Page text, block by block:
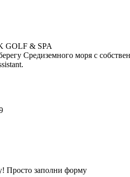
GOLF & SPA
Средиземного моря с
Просто заполни форму